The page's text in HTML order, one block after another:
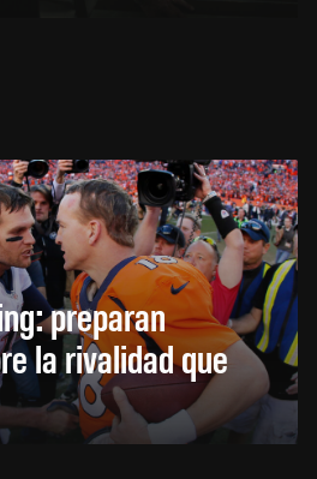
preparan
la rivalidad que